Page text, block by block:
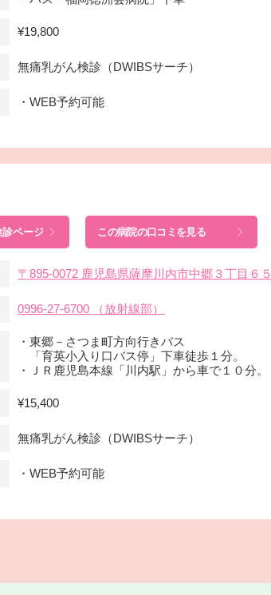
¥19,800
無痛乳がん検診（DWIBSサーチ）
・WEB予約可能
ページ この病院の口コミを見る
〒895-0072 鹿児島県薩摩川内市中郷３丁目６５
0996-27-6700 （放射線部）
・東郷－さつま町方向行きバス
「育英小入り口バス停」下車徒歩１分。
・ＪＲ鹿児島本線「川内駅」から車で１０分。
¥15,400
無痛乳がん検診（DWIBSサーチ）
・WEB予約可能